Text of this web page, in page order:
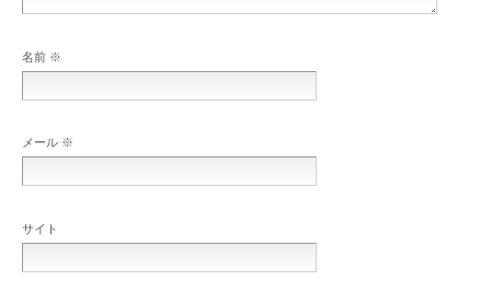
名前 ※
メール ※
サイト